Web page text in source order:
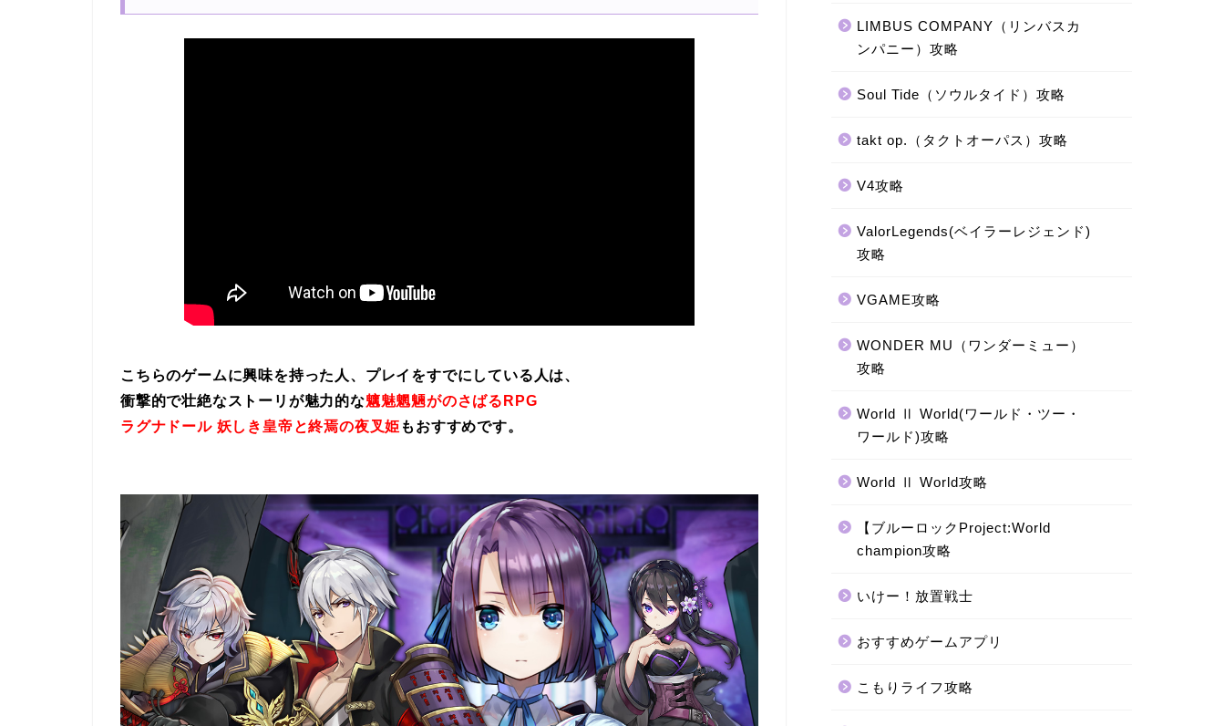
こちらのゲームに興味を持った人、プレイをすでにしている人は、
衝撃的で壮絶なストーリが魅力的な魑魅魍魎がのさばるRPG
ラグナドール 妖しき皇帝と終焉の夜叉姫 もおすすめです。
LIMBUS COMPANY（リンバスカ
ンパニー）攻略
Soul Tide（ソウルタイド）攻略
takt op.（タクトオーパス）攻略
V4攻略
ValorLegends(ベイラーレジェンド)
攻略
VGAME攻略
WONDER MU（ワンダーミュー）
攻略
World Ⅱ World(ワールド・ツー・
ワールド)攻略
World Ⅱ World攻略
【ブルーロックProject:World
champion攻略
いけー！放置戦士
おすすめゲームアプリ
こもりライフ攻略